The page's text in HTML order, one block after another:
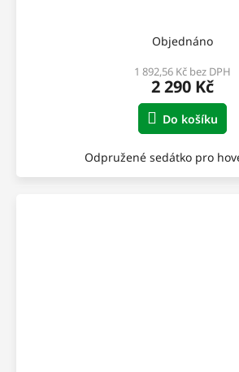
Objednáno
1 892,56 Kč bez DPH
2 290 Kč
Do košíku
Odpružené sedátko pro